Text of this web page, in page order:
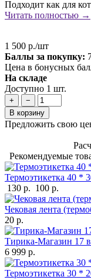
Подходит как для
Читать полностью →
1 500 р./шт
Баллы за покупку:
Цена в бонусных
На складе
Доступно 1 шт.
+
−
В корзину
Предложить свою
Рекомендуемые
Термоэтикетка 40 *
130 р. 100 р.
Чековая лента
20 р.
Тирика-Магазин 17
6 999 р.
Термоэтикетка 30 *